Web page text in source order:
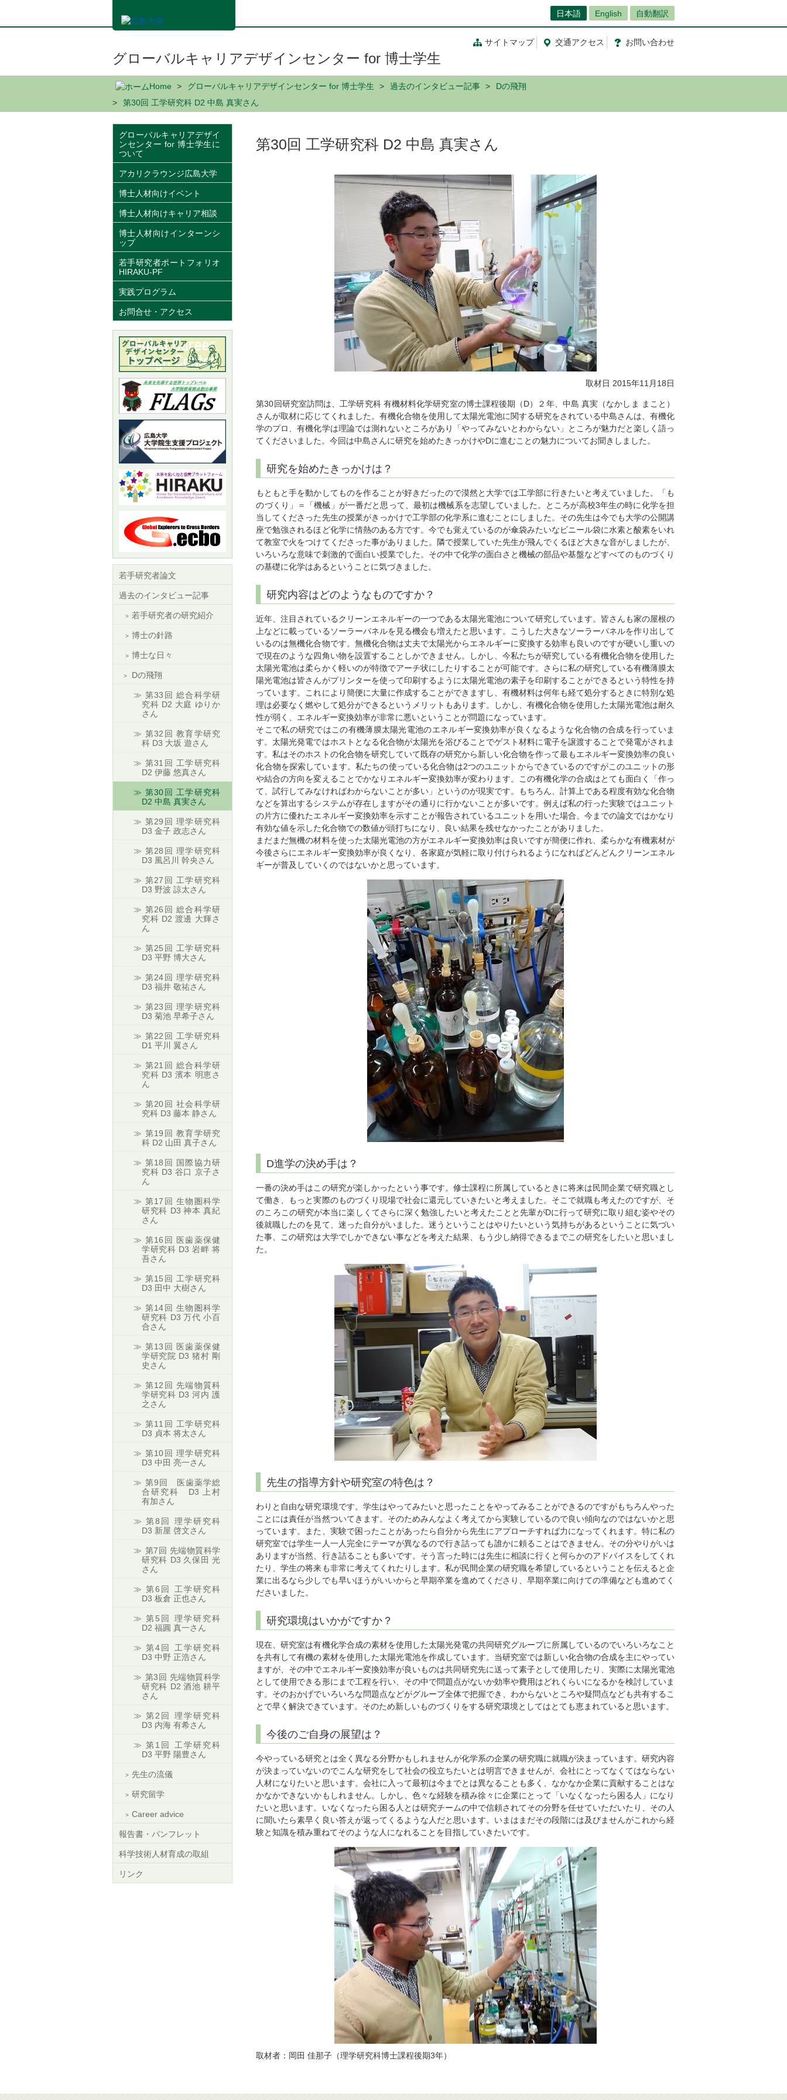
ン
日本語 English 自動翻訳
サイトマップ 交通アクセス お問い合わせ
グローバルキャリアデザインセンター for 博士学生
Home グローバルキャリアデザインセンター for 博士学生 過去のインタビュー記事
Dの飛翔
第30回 工学研究科 D2 中島 真実さん
第30回 工学研究科 D2 中島 真実さん
取材日 2015年11月18日
第30回研究室訪問は、工学研究科 有機材料化学研究室の博士課程後期（D）２年、中島 真実（なかしま まこと）
さんが取材に応じてくれました。有機化合物を使用して太陽光電池に関する研究をされている中島さんは、有機化
学のプロ、有機化学は理論では測れないところがあり「やってみないとわからない」ところが魅力だと楽しく語っ
てくださいました。今回は中島さんに研究を始めたきっかけやDに進むことの魅力についてお聞きしました。
研究を始めたきっかけは？
もともと手を動かしてものを作ることが好きだったので漠然と大学では工学部に行きたいと考えていました。「も
のづくり」＝「機械」が一番だと思って、最初は機械系を志望していました。ところが高校3年生の時に化学を担
当してくださった先生の授業がきっかけで工学部の化学系に進むことにしました。その先生は今でも大学の公開講
座で勉強されるほど化学に情熱のある方です。今でも覚えているのが傘袋みたいなビニール袋に水素と酸素をいれ
て教室で火をつけてくださった事がありました。隣で授業していた先生が飛んでくるほど大きな音がしましたが、
いろいろな意味で刺激的で面白い授業でした。その中で化学の面白さと機械の部品や基盤などすべてのものづくり
の基礎に化学はあるということに気づきました。
研究内容はどのようなものですか？
近年、注目されているクリーンエネルギーの一つである太陽光電池について研究しています。皆さんも家の屋根の
上などに載っているソーラーパネルを見る機会も増えたと思います。こうした大きなソーラーパネルを作り出して
いるのは無機化合物です。無機化合物は丈夫で太陽光からエネルギーに変換する効率も良いのですが硬いし重いの
で現在のような四角い物を設置することしかできません。しかし、今私たちが研究している有機化合物を使用した
太陽光電池は柔らかく軽いのが特徴でアーチ状にしたりすることが可能です。さらに私の研究している有機薄膜太
陽光電池は皆さんがプリンターを使って印刷するように太陽光電池の素子を印刷することができるという特性を持
っています。これにより簡便に大量に作成することができますし、有機材料は何年も経て処分するときに特別な処
理は必要なく燃やして処分ができるというメリットもあります。しかし、有機化合物を使用した太陽光電池は耐久
性が弱く、エネルギー変換効率が非常に悪いということが問題になっています。
そこで私の研究ではこの有機薄膜太陽光電池のエネルギー変換効率が良くなるような化合物の合成を行っていま
す。太陽光発電ではホストとなる化合物が太陽光を浴びることでゲスト材料に電子を譲渡することで発電がされま
す。私はそのホストの化合物を研究していて既存の研究から新しい化合物を作って最もエネルギー変換効率の良い
化合物を探索しています。私たちの使っている化合物は2つのユニットからできているのですがこのユニットの形
や結合の方向を変えることでかなりエネルギー変換効率が変わります。この有機化学の合成はとても面白く「作っ
て、試行してみなければわからないことが多い」というのが現実です。もちろん、計算上である程度有効な化合物
などを算出するシステムが存在しますがその通りに行かないことが多いです。例えば私の行った実験ではユニット
の片方に優れたエネルギー変換効率を示すことが報告されているユニットを用いた場合、今までの論文ではかなり
有効な値を示した化合物での数値が頭打ちになり、良い結果を残せなかったことがありました。
まだまだ無機の材料を使った太陽光電池の方がエネルギー変換効率は良いですが簡便に作れ、柔らかな有機素材が
今後さらにエネルギー変換効率が良くなり、各家庭が気軽に取り付けられるようになればどんどんクリーンエネル
ギーが普及していくのではないかと思っています。
D進学の決め手は？
一番の決め手はこの研究が楽しかったという事です。修士課程に所属しているときに将来は民間企業で研究職とし
て働き、もっと実際のものづくり現場で社会に還元していきたいと考えました。そこで就職も考えたのですが、そ
のころこの研究が本当に楽しくてさらに深く勉強したいと考えたことと先輩がDに行って研究に取り組む姿やその
後就職したのを見て、迷った自分がいました。迷うということはやりたいという気持ちがあるということに気づい
た事、この研究は大学でしかできない事などを考えた結果、もう少し納得できるまでこの研究をしたいと思いまし
た。
先生の指導方針や研究室の特色は？
わりと自由な研究環境です。学生はやってみたいと思ったことをやってみることができるのですがもちろんやった
ことには責任が当然ついてきます。そのためみんなよく考えてから実験しているので良い傾向なのではないかと思
っています。また、実験で困ったことがあったら自分から先生にアプローチすれば力になってくれます。特に私の
研究室では学生一人一人完全にテーマが異なるので行き詰っても誰かに頼ることはできません。その分やりがいは
ありますが当然、行き詰ることも多いです。そう言った時には先生に相談に行くと何らかのアドバイスをしてくれ
たり、学生の将来も非常に考えてくれたりします。私が民間企業の研究職を希望しているということを伝えると企
業に出るなら少しでも早いほうがいいからと早期卒業を進めてくださり、早期卒業に向けての準備なども進めてく
ださいました。
研究環境はいかがですか？
現在、研究室は有機化学合成の素材を使用した太陽光発電の共同研究グループに所属しているのでいろいろなこと
を共有して有機の素材を使用した太陽光電池を作成しています。当研究室では新しい化合物の合成を主にやってい
ますが、その中でエネルギー変換効率が良いものは共同研究先に送って素子として使用したり、実際に太陽光電池
として使用できる形にまで工程を行い、その中で問題点がないか効率や費用はどれくらいになるかを検討していま
す。そのおかげでいろいろな問題点などがグループ全体で把握でき、わからないところや疑問点なども共有するこ
とで早く解決できています。そのため新しいものづくりをする研究環境としてはとても恵まれていると思います。
今後のご自身の展望は？
今やっている研究とは全く異なる分野かもしれませんが化学系の企業の研究職に就職が決まっています。研究内容
が決まっていないのでこんな研究をして社会の役立ちたいとは明言できませんが、会社にとってなくてはならない
人材になりたいと思います。会社に入って最初は今までとは異なることも多く、なかなか企業に貢献することはな
かなかできないかもしれません。しかし、色々な経験を積み徐々に企業にとって「いなくなったら困る人」になり
たいと思います。いなくなったら困る人とは研究チームの中で信頼されてその分野を任せていただいたり、その人
に聞いたら素早く良い答えが返ってくるような人だと思います。いまはまだその段階には及びませんがこれから経
験と知識を積み重ねてそのような人になれることを目指していきたいです。
取材者：岡田 佳那子（理学研究科博士課程後期3年）
グローバルキャリアデザイ
ンセンター for 博士学生に
ついて
アカリクラウンジ広島大学
博士人材向けイベント
博士人材向けキャリア相談
博士人材向けインターンシ
ップ
若手研究者ポートフォリオ
HIRAKU-PF
実践プログラム
お問合せ・アクセス
若手研究者論文
過去のインタビュー記事
若手研究者の研究紹介
博士の針路
博士な日々
Dの飛翔
第33回 総合科学研
究科 D2 大庭 ゆりか
さん
第32回 教育学研究
科 D3 大坂 遊さん
第31回 工学研究科
D2 伊藤 悠真さん
第30回 工学研究科
D2 中島 真実さん
第29回 理学研究科
D3 金子 政志さん
第28回 理学研究科
D3 風呂川 幹央さん
第27回 工学研究科
D3 野波 諒太さん
第26回 総合科学研
究科 D2 渡邊 大輝さ
ん
第25回 工学研究科
D3 平野 博大さん
第24回 理学研究科
D3 福井 敬祐さん
第23回 理学研究科
D3 菊池 早希子さん
第22回 工学研究科
D1 平川 翼さん
第21回 総合科学研
究科 D3 濱本 明恵さ
ん
第20回 社会科学研
究科 D3 藤本 静さん
第19回 教育学研究
科 D2 山田 真子さん
第18回 国際協力研
究科 D3 谷口 京子さ
ん
第17回 生物圏科学
研究科 D3 神本 真紀
さん
第16回 医歯薬保健
学研究科 D3 岩畔 将
吾さん
第15回 工学研究科
D3 田中 大樹さん
第14回 生物圏科学
研究科 D3 万代 小百
合さん
第13回 医歯薬保健
学研究院 D3 猪村 剛
史さん
第12回 先端物質科
学研究科 D3 河内 護
之さん
第11回 工学研究科
D3 貞本 将太さん
第10回 理学研究科
D3 中田 亮一さん
第9回 医歯薬学総
合研究科 D3 上村
有加さん
第8回 理学研究科
D3 新屋 啓文さん
第7回 先端物質科学
研究科 D3 久保田 光
さん
第6回 工学研究科
D3 板倉 正也さん
第5回 理学研究科
D2 福圓 真一さん
第4回 工学研究科
D3 中野 正浩さん
第3回 先端物質科学
研究科 D2 酒池 耕平
さん
第2回 理学研究科
D3 内海 有希さん
第1回 工学研究科
D3 平野 陽豊さん
先生の流儀
研究留学
Career advice
報告書・パンフレット
科学技術人材育成の取組
リンク